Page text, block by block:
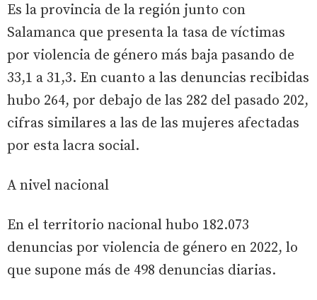
Es la provincia de la región junto con
Salamanca que presenta la tasa de víctimas
por violencia de género más baja pasando de
33,1 a 31,3. En cuanto a las denuncias recibidas
hubo 264, por debajo de las 282 del pasado 202,
cifras similares a las de las mujeres afectadas
por esta lacra social.
A nivel nacional
En el territorio nacional hubo 182.073
denuncias por violencia de género en 2022, lo
que supone más de 498 denuncias diarias.